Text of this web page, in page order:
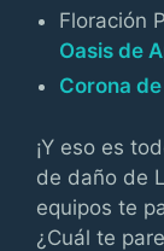
Floración
Oasis de
Corona
¡Y eso es
de daño de
equipos te
¿Cuál te